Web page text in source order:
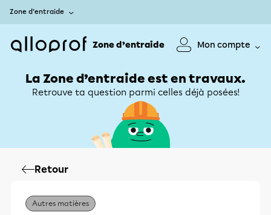
Zone d’entraide
Zone d’entraide Mon compte
La Zone d’entraide est en travaux.
Retrouve ta question parmi celles déjà posées!
Retour
Autres matières